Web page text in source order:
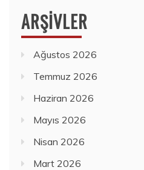
ARŞIVLER
Ağustos 2026
Temmuz 2026
Haziran 2026
Mayıs 2026
Nisan 2026
Mart 2026